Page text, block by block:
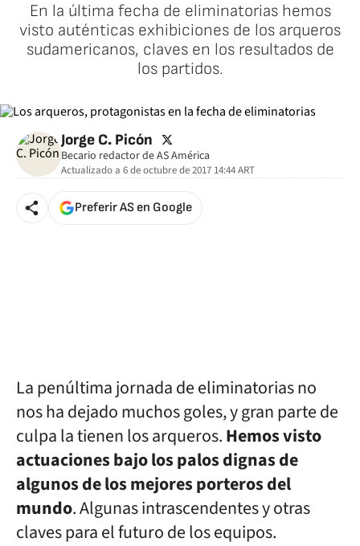
En la última fecha de eliminatorias hemos
visto auténticas exhibiciones de los arqueros
sudamericanos, claves en los resultados de
los partidos.
Jorge C. Picón twitter
Becario redactor de AS América
Actualizado a 6 de octubre de 2017 14:44ART
Preferir AS en Google
La penúltima jornada de eliminatorias no
nos ha dejado muchos goles, y gran parte de
culpa la tienen los arqueros.Hemos visto
actuaciones bajo los palos dignas de
algunos de los mejores porteros del
mundo. Algunas intrascendentes y otras
claves para el futuro de los equipos.